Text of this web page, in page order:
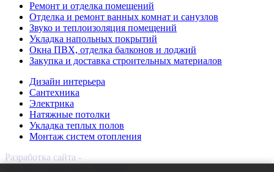
Ремонт и отделка помещений
Отделка и ремонт ванных комнат и санузлов
Звуко и теплоизоляция помещений
Укладка напольных покрытий
Окна ПВХ, отделка балконов и лоджий
Закупка и доставка строительных материалов
Дизайн интерьера
Сантехника
Электрика
Натяжные потолки
Укладка теплых полов
Монтаж систем отопления
Разработка сайта -